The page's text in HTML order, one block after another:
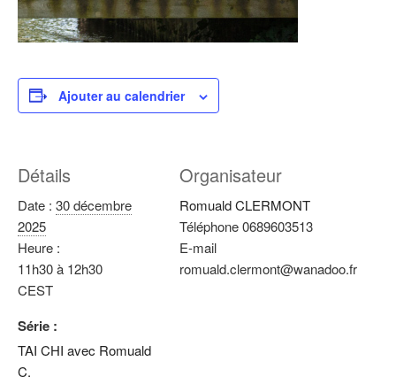
Ajouter au calendrier
Détails
Date : 30 décembre
2025
Heure :
11h30 à 12h30
CEST
Série :
TAI CHI avec Romuald
C.
Organisateur
Romuald CLERMONT
Téléphone0689603513
E-mail
romuald.clermont@wanadoo.fr